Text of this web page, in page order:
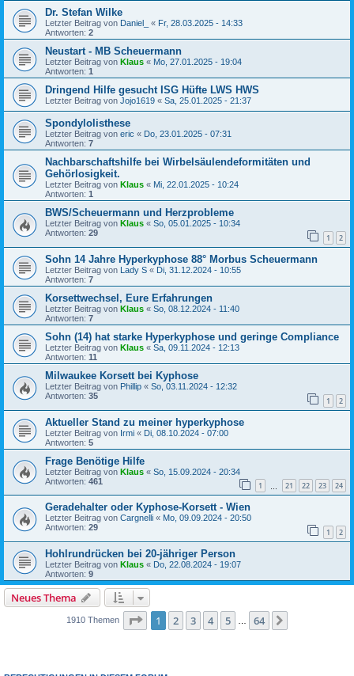
Dr. Stefan Wilke
Letzter Beitrag von Daniel_ « Fr, 28.03.2025 - 14:33
Antworten: 2
Neustart - MB Scheuermann
Letzter Beitrag von Klaus « Mo, 27.01.2025 - 19:04
Antworten: 1
Dringend Hilfe gesucht ISG Hüfte LWS HWS
Letzter Beitrag von Jojo1619 « Sa, 25.01.2025 - 21:37
Spondylolisthese
Letzter Beitrag von eric « Do, 23.01.2025 - 07:31
Antworten: 7
Nachbarschaftshilfe bei Wirbelsäulendeformitäten und
Gehörlosigkeit.
Letzter Beitrag von Klaus « Mi, 22.01.2025 - 10:24
Antworten: 1
BWS/Scheuermann und Herzprobleme
Letzter Beitrag von Klaus « So, 05.01.2025 - 10:34
Antworten: 29 1 2
Sohn 14 Jahre Hyperkyphose 88° Morbus Scheuermann
Letzter Beitrag von Lady S « Di, 31.12.2024 - 10:55
Antworten: 7
Korsettwechsel, Eure Erfahrungen
Letzter Beitrag von Klaus « So, 08.12.2024 - 11:40
Antworten: 7
Sohn (14) hat starke Hyperkyphose und geringe Compliance
Letzter Beitrag von Klaus « Sa, 09.11.2024 - 12:13
Antworten: 11
Milwaukee Korsett bei Kyphose
Letzter Beitrag von Phillip « So, 03.11.2024 - 12:32
Antworten: 35 1 2
Aktueller Stand zu meiner hyperkyphose
Letzter Beitrag von Irmi « Di, 08.10.2024 - 07:00
Antworten: 5
Frage Benötige Hilfe
Letzter Beitrag von Klaus « So, 15.09.2024 - 20:34
Antworten: 461 1 21 22 23 24
Geradehalter oder Kyphose-Korsett - Wien
Letzter Beitrag von Cargnelli « Mo, 09.09.2024 - 20:50
Antworten: 29 1 2
Hohlrundrücken bei 20-jähriger Person
Letzter Beitrag von Klaus « Do, 22.08.2024 - 19:07
Antworten: 9
Neues Thema
1910 Themen Seite 1von 64
1 2 3 4 5 64